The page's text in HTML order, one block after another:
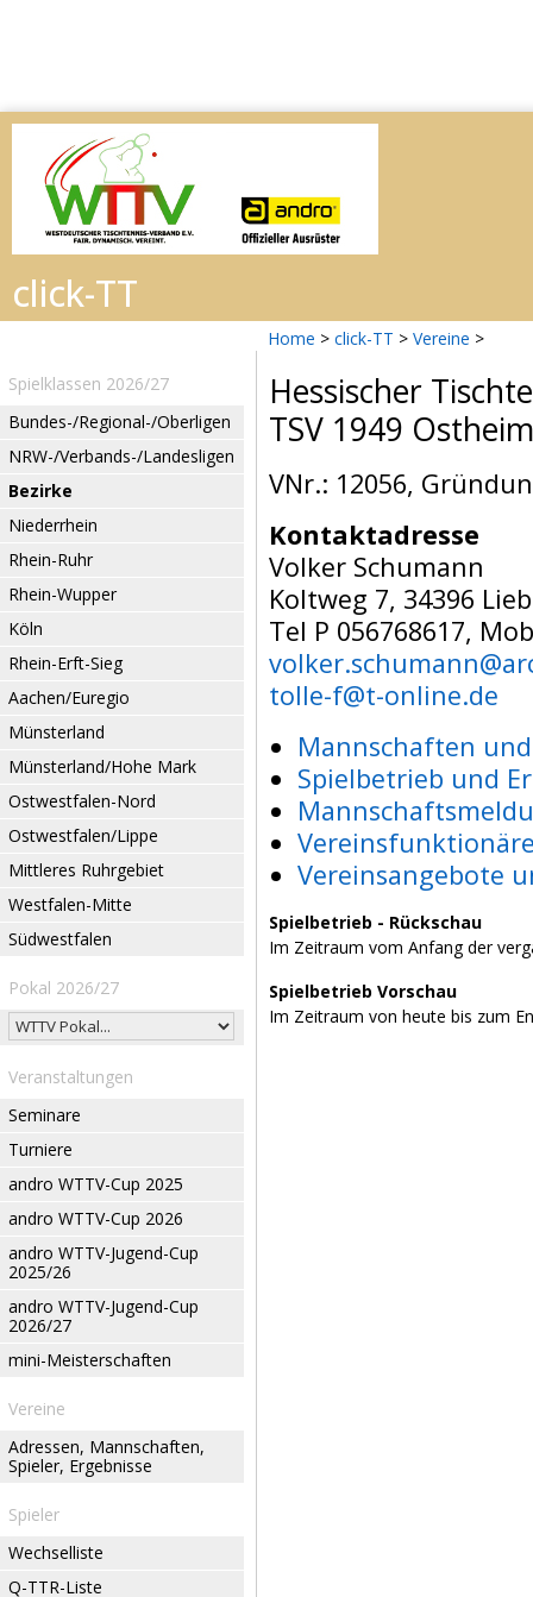
Home > click-TT > Vereine >
Spielklassen 2026/27
Bundes-/Regional-/Oberligen
NRW-/Verbands-/Landesligen
Bezirke
Niederrhein
Rhein-Ruhr
Rhein-Wupper
Köln
Rhein-Erft-Sieg
Aachen/Euregio
Münsterland
Münsterland/Hohe Mark
Ostwestfalen-Nord
Ostwestfalen/Lippe
Mittleres Ruhrgebiet
Westfalen-Mitte
Südwestfalen
Pokal 2026/27
Veranstaltungen
Seminare
Turniere
andro WTTV-Cup 2025
andro WTTV-Cup 2026
andro WTTV-Jugend-Cup
2025/26
andro WTTV-Jugend-Cup
2026/27
mini-Meisterschaften
Vereine
Adressen, Mannschaften,
Spieler, Ergebnisse
Spieler
Wechselliste
Q-TTR-Liste
Hessischer
TSV 1949
VNr.: 12056,
Kontaktadresse
Volker Schumann
Koltweg 7, 34396
Tel P 056768617,
tolle-f@t-online.de
Mannschaften
Spielbetrieb und
Vereinsangebote
Spielbetrieb - Rückschau
Im Zeitraum vom Anfang der
Spielbetrieb Vorschau
Im Zeitraum von heute bis zum